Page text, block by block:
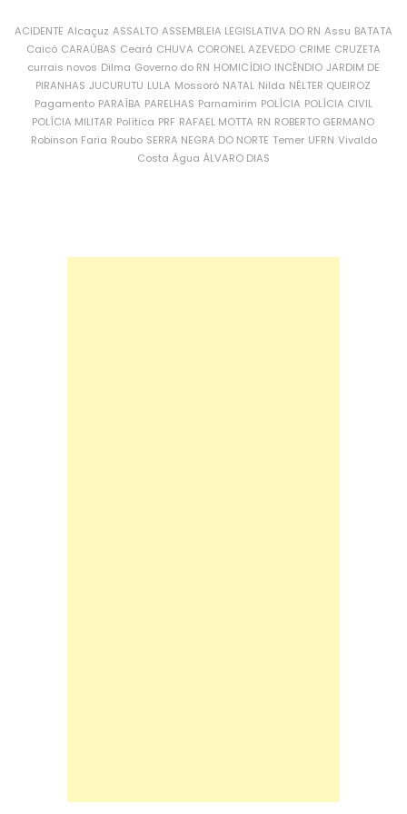
ACIDENTE Alcaçuz ASSALTO ASSEMBLEIA LEGISLATIVA DO RN Assu BATATA
Caicó CARAÚBAS Ceará CHUVA CORONEL AZEVEDO CRIME CRUZETA
currais novos Dilma Governo do RN HOMICÍDIO INCÊNDIO JARDIM DE
PIRANHAS JUCURUTU LULA Mossoró NATAL Nilda NÉLTER QUEIROZ
Pagamento PARAÍBA PARELHAS Parnamirim POLÍCIA POLÍCIA CIVIL
POLÍCIA MILITAR Política PRF RAFAEL MOTTA RN ROBERTO GERMANO
Robinson Faria Roubo SERRA NEGRA DO NORTE Temer UFRN Vivaldo
Costa Água ÁLVARO DIAS